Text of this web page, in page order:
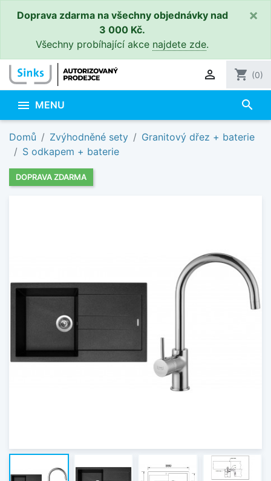
Doprava zdarma na všechny objednávky nad
3 000 Kč.
Všechny probíhající akce najdete zde.
×
 shopping_cart (0)
 MENU search
Domů Zvýhodněné sety
Granitový dřez + baterie
S odkapem + baterie
DOPRAVA ZDARMA